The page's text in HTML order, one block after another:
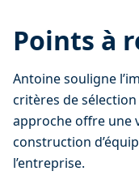
Points à
Antoine souligne
critères de
approche offre une
construction
l’entreprise.